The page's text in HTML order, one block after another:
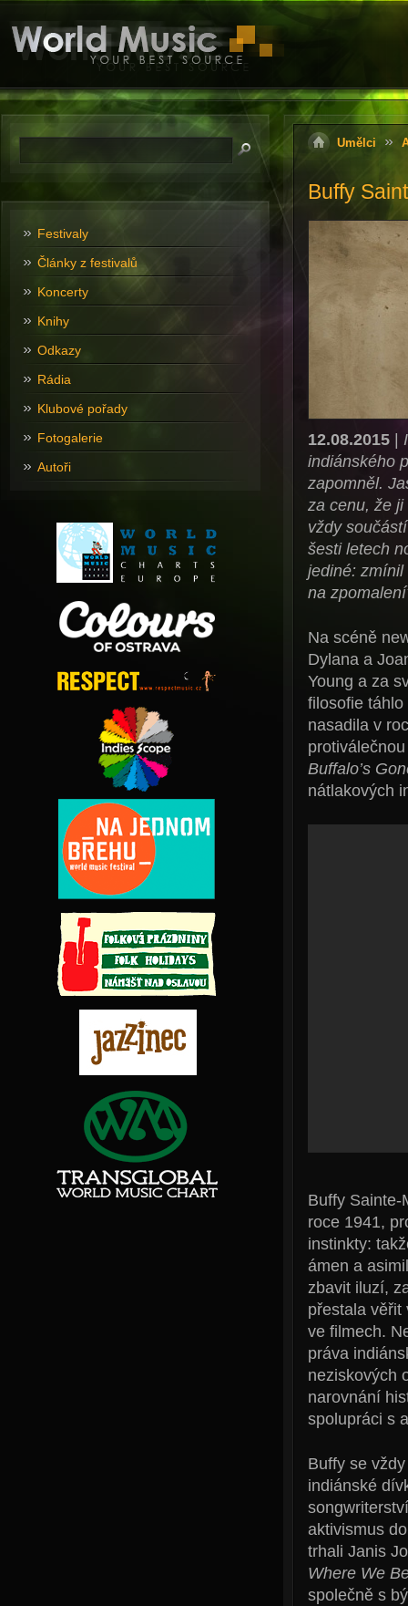
Umělci
Buffy
12.08.2015|
indiánského
zapomněl.
za cenu, že
vždy
šesti letech
jediné: zmínil
na
Na scéně
Dylana a
Young a za
filosofie táhlo
nasadila v
Buffalo’s
nátlakových
Buffy Sainte-
roce 1941,
instinkty:
ámen a
zbavit iluzí,
přestala věřit
ve filmech.
práva
neziskových
narovnání
spolupráci s
Buffy se
indiánské
aktivismus
trhali Janis
Where We
společně s
Festivaly
Články z festivalů
Koncerty
Knihy
Odkazy
Rádia
Klubové pořady
Fotogalerie
Autoři